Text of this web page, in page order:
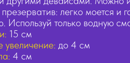
легко моется и
Используй только водную
15 см
до 4 см
4 см